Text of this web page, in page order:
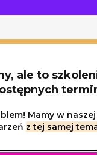
ale to
Mamy w
z tej samej